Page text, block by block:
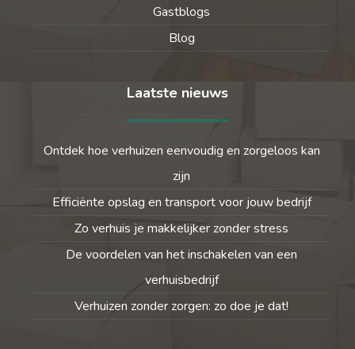
Gastblogs
Blog
Laatste nieuws
Ontdek hoe verhuizen eenvoudig en zorgeloos kan
zijn
Efficiënte opslag en transport voor jouw bedrijf
Zo verhuis je makkelijker zonder stress
De voordelen van het inschakelen van een
verhuisbedrijf
Verhuizen zonder zorgen: zo doe je dat!